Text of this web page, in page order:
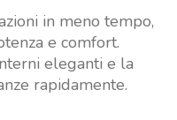
in meno tempo,
e comfort.
eleganti e la
rapidamente.